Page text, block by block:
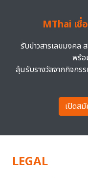
MThai เชื่
รับข่าวสารเลขมงคล
พร้อ
ลุ้นรับรางวัลจากกิจกร
เปิดส
LEGAL